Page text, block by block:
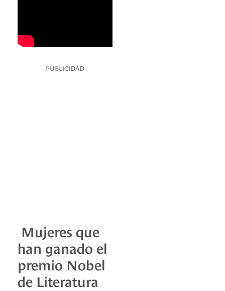
PUBLICIDAD
Mujeres que
han ganado el
premio Nobel
de Literatura